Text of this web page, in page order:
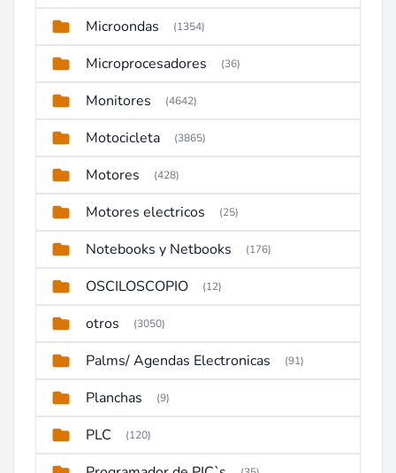
Microondas (1354)
Microprocesadores (36)
Monitores (4642)
Motocicleta (3865)
Motores (428)
Motores electricos (25)
Notebooks y Netbooks (176)
OSCILOSCOPIO (12)
otros (3050)
Palms/ Agendas Electronicas (91)
Planchas (9)
PLC (120)